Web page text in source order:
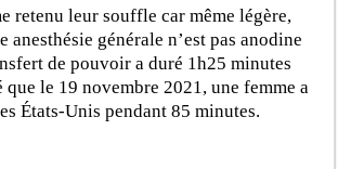
retenu leur souffle car même légère,
anesthésie générale n’est pas anodine
de pouvoir a duré 1h25 minutes
que le 19 novembre 2021, une femme a
États-Unis pendant 85 minutes.